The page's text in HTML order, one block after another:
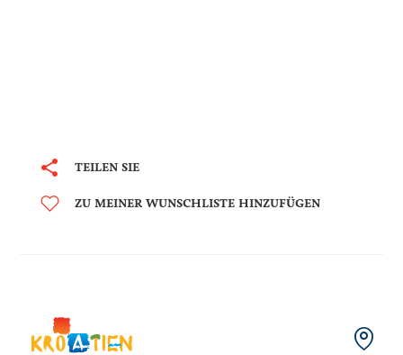
TEILEN SIE
ZU MEINER WUNSCHLISTE HINZUFÜGEN